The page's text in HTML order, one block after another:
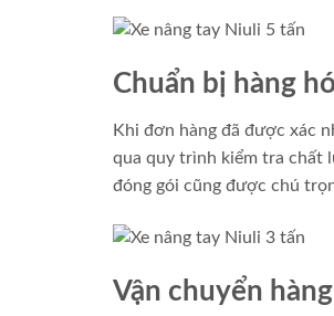
Chuẩn bị hàng
Khi đơn hàng đã được xác
qua quy trình kiểm tra chất
đóng gói cũng được chú
Vận chuyển